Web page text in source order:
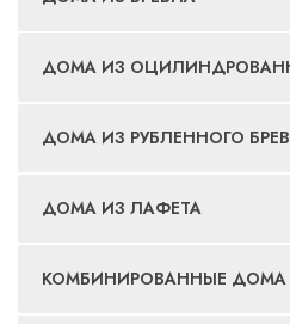
ДОМА ИЗ
ДОМА ИЗ РУБЛЕННОГО
ДОМА ИЗ ЛАФЕТА
КОМБИНИРОВАННЫЕ ДОМА